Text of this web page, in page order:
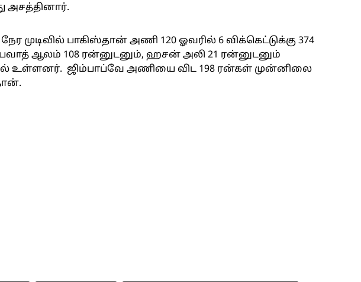
அசத்தினார்.
முடிவில் பாகிஸ்தான் அணி 120 ஓவரில் 6 விக்கெட்டுக்கு 374
பவாத் ஆலம் 108 ரன்னுடனும், ஹசன் அலி 21 ரன்னுடனும்
உள்ளனர். ஜிம்பாப்வே அணியை விட 198 ரன்கள் முன்னிலை